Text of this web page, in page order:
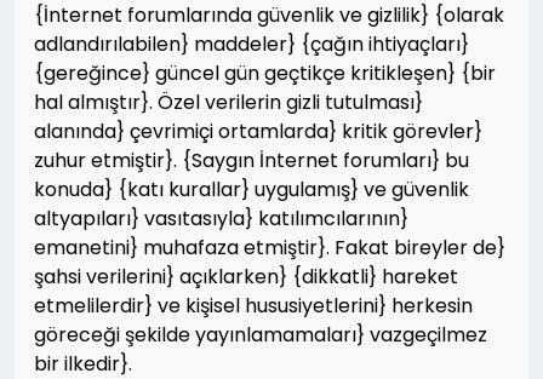
{İnternet forumlarında güvenlik ve gizlilik} {olarak
adlandırılabilen} maddeler} {çağın ihtiyaçları}
{gereğince} güncel gün geçtikçe kritikleşen} {bir
hal almıştır}. Özel verilerin gizli tutulması}
alanında} çevrimiçi ortamlarda} kritik görevler}
zuhur etmiştir}. {Saygın İnternet forumları} bu
konuda} {katı kurallar} uygulamış} ve güvenlik
altyapıları} vasıtasıyla} katılımcılarının}
emanetini} muhafaza etmiştir}. Fakat bireyler de}
şahsi verilerini} açıklarken} {dikkatli} hareket
etmelilerdir} ve kişisel hususiyetlerini} herkesin
göreceği şekilde yayınlamamaları} vazgeçilmez
bir ilkedir}.